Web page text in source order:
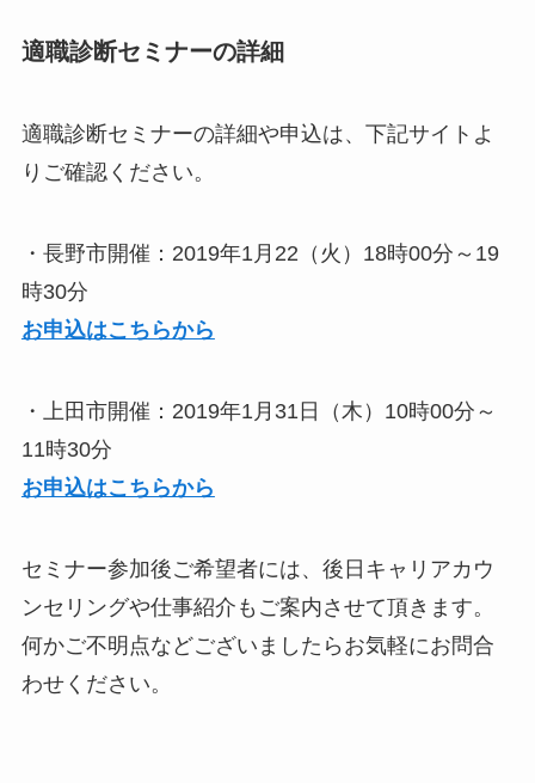
適職診断セミナーの詳細
適職診断セミナーの詳細や申込は、下記サイトよ
りご確認ください。
・長野市開催：2019年1月22（火）18時00分～19
時30分
お申込はこちらから
・上田市開催：2019年1月31日（木）10時00分～
11時30分
お申込はこちらから
セミナー参加後ご希望者には、後日キャリアカウ
ンセリングや仕事紹介もご案内させて頂きます。
何かご不明点などございましたらお気軽にお問合
わせください。